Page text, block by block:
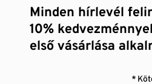
Minden hírlevél
10%
első vásárlása
*